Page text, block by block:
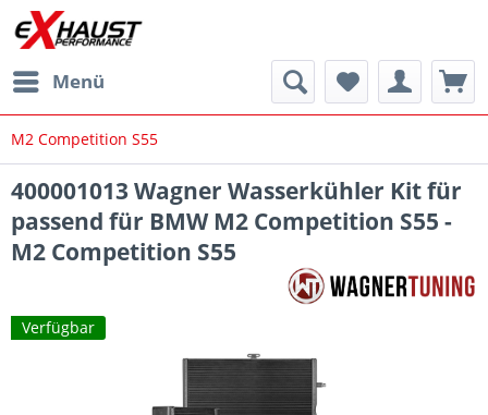
Menü
M2 Competition S55
400001013 Wagner Wasserkühler Kit für
passend für BMW M2 Competition S55 -
M2 Competition S55
Verfügbar